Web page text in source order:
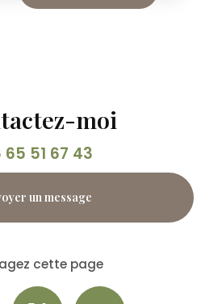
moi
65 51 67 43
un message
cette page
Facebook